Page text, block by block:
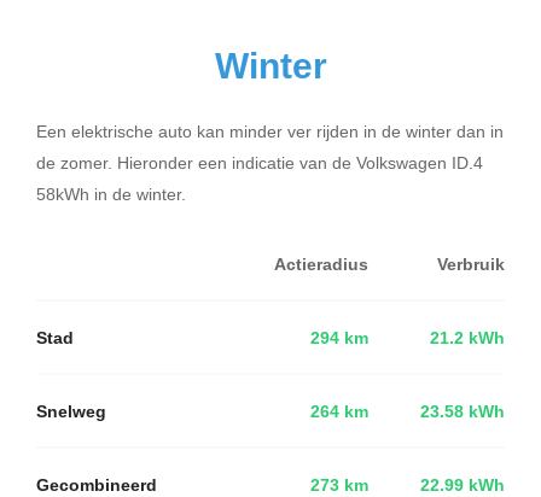
Winter
Een elektrische auto kan minder ver rijden in de winter dan in
de zomer. Hieronder een indicatie van de Volkswagen ID.4
58kWh in de winter.
Actieradius Verbruik
Stad 294 km 21.2 kWh
Snelweg 264 km 23.58 kWh
Gecombineerd 273 km 22.99 kWh